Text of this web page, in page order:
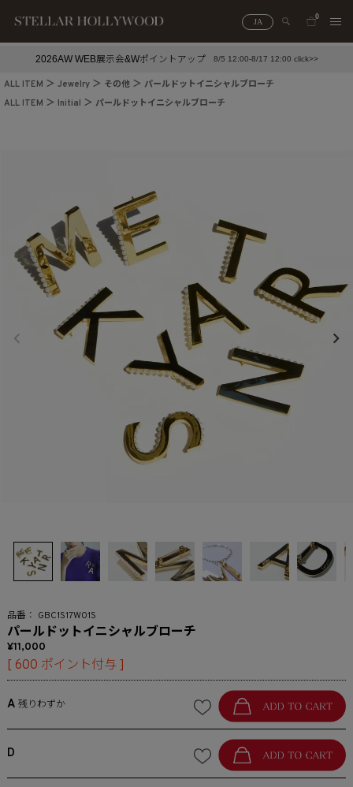
JA
0
#スタッフイチ押し（通勤パールアクセ） ＃写真映えアクセ
2026AW WEB展示会&Wポイントアップ 8/5 12:00-8/17 12:00 click>>
ALL ITEM Jewelry その他
パールドットイニシャルブローチ
ALL ITEM
Initial パールドットイニシャルブローチ
GBC1S17W01S
パールドットイニシャルブローチ
11,000
[ 600 ポイント付与 ]
A 残りわずか
D